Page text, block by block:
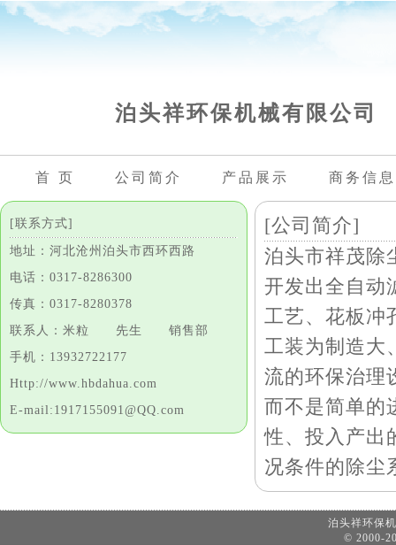
泊头祥环保机械有限公司
首 页 公司简介 产品展示 商务信息
[联系方式]
地址：河北沧州泊头市西环西路
电话：0317-8286300
传真：0317-8280378
联系人：米粒 先生 销售部
手机：13932722177
Http://www.hbdahua.com
E-mail:1917155091@QQ.com
[公司简介]
泊头市祥茂除
开发出全自动
工艺、花板冲
工装为制造大
流的环保治理
而不是简单的
性、投入产出
况条件的除尘
泊头祥环
© 2000-